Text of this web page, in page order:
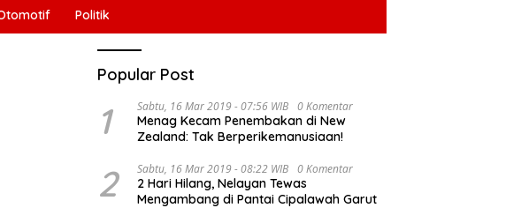
Politik
Popular Post
1 Sabtu, 16 Mar 2019 - 07:56 WIB 0 Komentar
Menag Kecam Penembakan di New
Zealand: Tak Berperikemanusiaan!
2 Sabtu, 16 Mar 2019 - 08:22 WIB 0 Komentar
2 Hari Hilang, Nelayan Tewas
Mengambang di Pantai Cipalawah Garut